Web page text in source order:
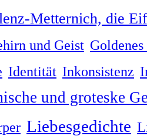
Metternich, die
und Geist
Identität Inkonsistenz
und groteske
Liebesgedichte